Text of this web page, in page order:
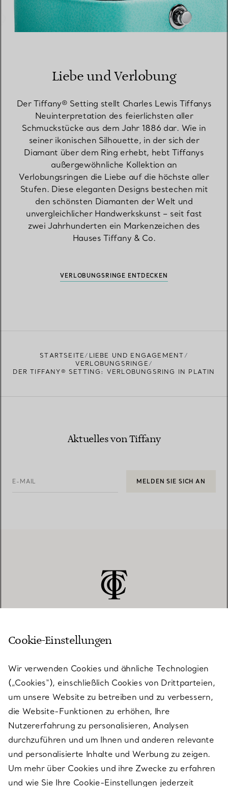
Liebe und Verlobung
Der Tiffany® Setting stellt Charles Lewis Tiffanys
Neuinterpretation des feierlichsten aller
Schmuckstücke aus dem Jahr 1886 dar. Wie in
seiner ikonischen Silhouette, in der sich der
Diamant über dem Ring erhebt, hebt Tiffanys
außergewöhnliche Kollektion an
Verlobungsringen die Liebe auf die höchste aller
Stufen. Diese eleganten Designs bestechen mit
den schönsten Diamanten der Welt und
unvergleichlicher Handwerkskunst – seit fast
zwei Jahrhunderten ein Markenzeichen des
Hauses Tiffany & Co.
VERLOBUNGSRINGE ENTDECKEN
STARTSEITE
LIEBE UND ENGAGEMENT
VERLOBUNGSRINGE
DER TIFFANY® SETTING: VERLOBUNGSRING IN PLATIN
Aktuelles von Tiffany
E-MAIL MELDEN SIE SICH AN
KUNDENSERVICE
SERVICES
ÜBER TIFFANY & CO.
RECHTLICHE HINWEISE
Cookie-Einstellungen
Wir verwenden Cookies und ähnliche Technologien
(„Cookies“), einschließlich Cookies von Drittparteien,
um unsere Website zu betreiben und zu verbessern,
die Website-Funktionen zu erhöhen, Ihre
Nutzererfahrung zu personalisieren, Analysen
durchzuführen und um Ihnen und anderen relevante
und personalisierte Inhalte und Werbung zu zeigen.
Um mehr über Cookies und ihre Zwecke zu erfahren
und wie Sie Ihre Cookie-Einstellungen jederzeit